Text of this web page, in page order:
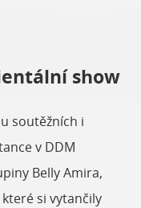
show
soutěžních i
v DDM
Belly Amira,
si vytančily